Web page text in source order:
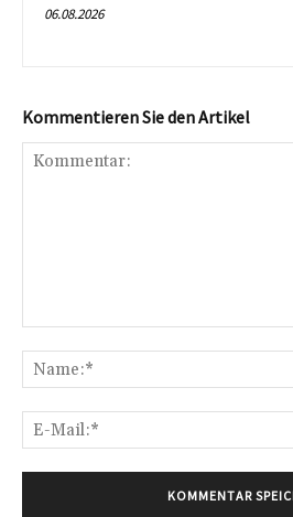
06.08.2026
Kommentieren Sie den Artikel